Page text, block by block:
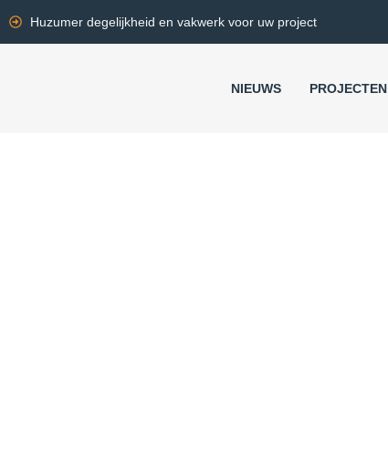
Huzumer degelijkheid en vakwerk voor uw project
NIEUWS PROJECTEN